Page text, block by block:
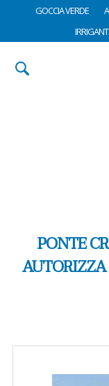
GOCCIA VERDE
PONTE